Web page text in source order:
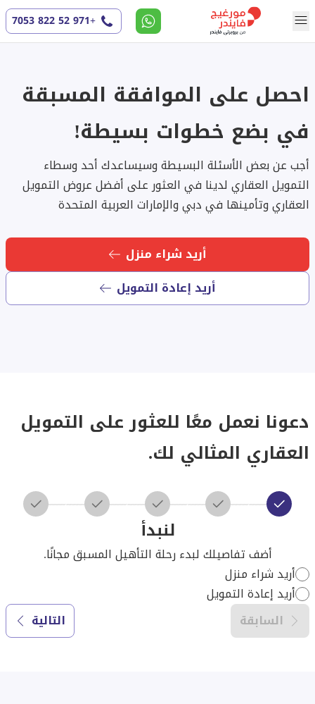
+971 52 822 7053
احصل على الموافقة المسبقة
في بضع خطوات بسيطة!
أجب عن بعض الأسئلة البسيطة وسيساعدك أحد وسطاء
التمويل العقاري لدينا في العثور على أفضل عروض التمويل
العقاري وتأمينها في دبي والإمارات العربية المتحدة
أريد شراء منزل
أريد إعادة التمويل
دعونا نعمل معًا للعثور على التمويل
العقاري المثالي لك.
لنبدأ
أضف تفاصيلك لبدء رحلة التأهيل المسبق مجانًا.
أريد شراء منزل
أريد إعادة التمويل
السابقة
التالية